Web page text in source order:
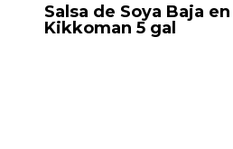
Salsa de Soya Baja
Kikkoman 5 gal